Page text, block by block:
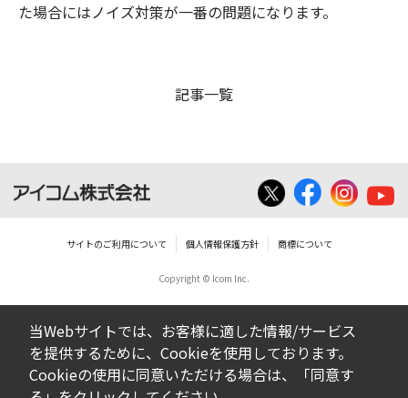
た場合にはノイズ対策が一番の問題になります。
記事一覧
サイトのご利用について 個人情報保護方針 商標について
Copyright © Icom Inc.
当Webサイトでは、お客様に適した情報/サービス
を提供するために、Cookieを使用しております。
Cookieの使用に同意いただける場合は、「同意す